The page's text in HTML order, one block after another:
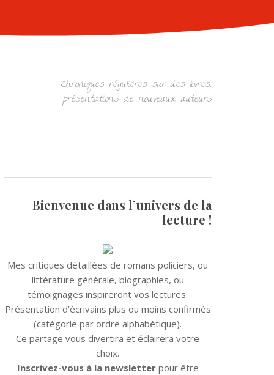
Chroniques régulières sur des livres,
présentations de nouveaux auteurs
Bienvenue dans l’univers de la
lecture !
Mes critiques détaillées de romans policiers, ou
littérature générale, biographies, ou
témoignages inspireront vos lectures.
Présentation d’écrivains plus ou moins confirmés
(catégorie par ordre alphabétique).
Ce partage vous divertira et éclairera votre
choix.
Inscrivez-vous à la newsletterpour être